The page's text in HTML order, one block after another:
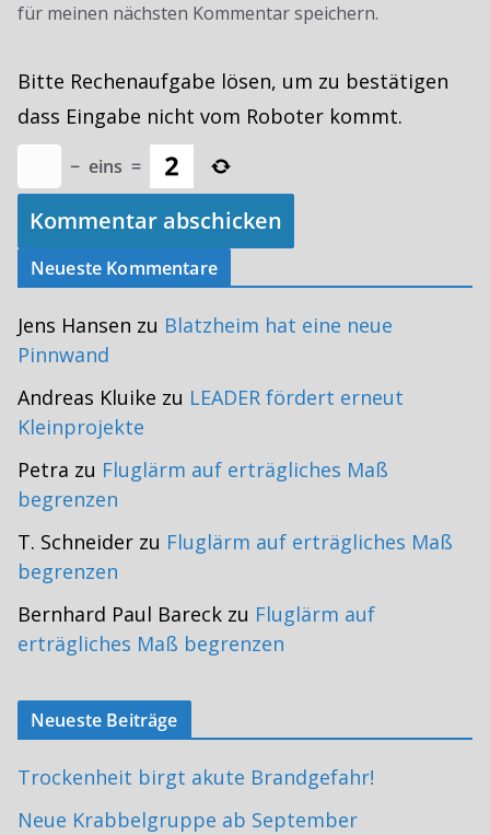
für meinen nächsten Kommentar speichern.
Bitte Rechenaufgabe lösen, um zu bestätigen
dass Eingabe nicht vom Roboter kommt.
− eins =
Neueste Kommentare
Jens Hansen zu Blatzheim hat eine neue
Pinnwand
Andreas Kluike zu LEADER fördert erneut
Kleinprojekte
Petra zu Fluglärm auf erträgliches Maß
begrenzen
T. Schneider zu Fluglärm auf erträgliches Maß
begrenzen
Bernhard Paul Bareck zu Fluglärm auf
erträgliches Maß begrenzen
Neueste Beiträge
Trockenheit birgt akute Brandgefahr!
Neue Krabbelgruppe ab September